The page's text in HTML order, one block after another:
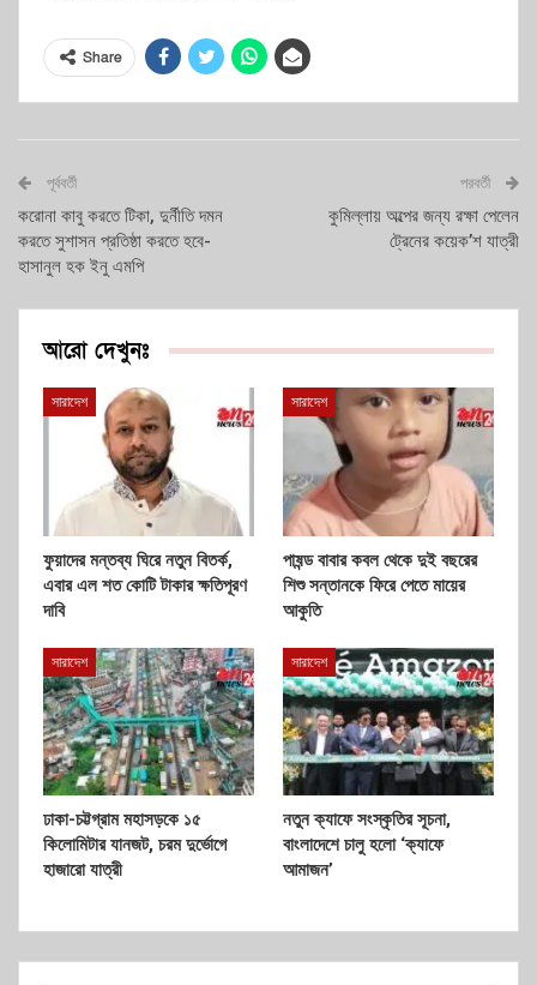
Share
পূর্ববর্তী
করোনা কাবু করতে টিকা, দুর্নীতি দমন
করতে সুশাসন প্রতিষ্ঠা করতে হবে-
হাসানুল হক ইনু এমপি
পরবর্তী
কুমিল্লায় অল্পের জন্য রক্ষা পেলেন
ট্রেনের কয়েক’শ যাত্রী
আরো দেখুনঃ
সারাদেশ
ফুয়াদের মন্তব্য ঘিরে নতুন বিতর্ক,
এবার এল শত কোটি টাকার ক্ষতিপূরণ
দাবি
সারাদেশ
পাষন্ড বাবার কবল থেকে দুই বছরের
শিশু সন্তানকে ফিরে পেতে মায়ের
আকুতি
সারাদেশ
ঢাকা-চট্টগ্রাম মহাসড়কে ১৫
কিলোমিটার যানজট, চরম দুর্ভোগে
হাজারো যাত্রী
সারাদেশ
নতুন ক্যাফে সংস্কৃতির সূচনা,
বাংলাদেশে চালু হলো ‘ক্যাফে
আমাজন’